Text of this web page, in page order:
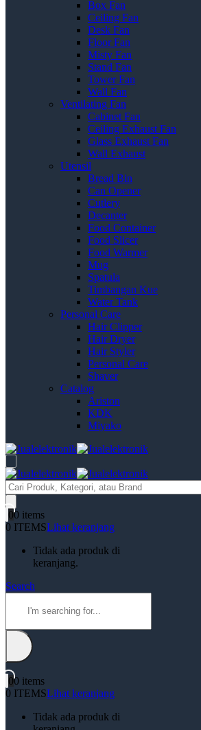
Box Fan
Ceiling Fan
Desk Fan
Floor Fan
Misty Fan
Stand Fan
Tower Fan
Wall Fan
Ventilating Fan
Cabinet Fan
Ceiling Exhaust Fan
Glass Exhaust Fan
Wall Exhaust
Utensil
Bread Bin
Can Opener
Cutlery
Decanter
Food Container
Food Slicer
Food Warmer
Mug
Spatula
Timbangan Kue
Water Tank
Personal Care
Hair Clipper
Hair Dryer
Hair Styler
Personal Care
Shaver
Catalog
Ariston
KDK
Miyako
Products
search
00 items
0 ITEMSLihat keranjang
Tidak ada produk di
keranjang.
Search
00 items
0 ITEMSLihat keranjang
Tidak ada produk di